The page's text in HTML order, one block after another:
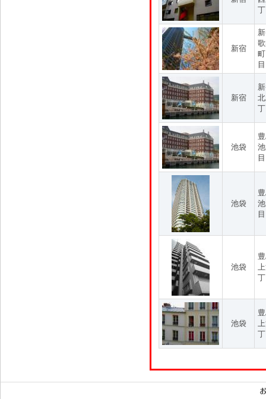
新宿
目
新宿
池袋
池袋
目
池袋
池袋